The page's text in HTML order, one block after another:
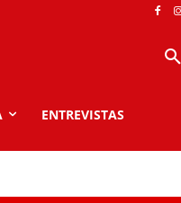
ENTREVISTAS